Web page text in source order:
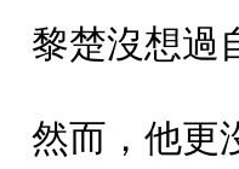
楚沒想過自
而，他更沒